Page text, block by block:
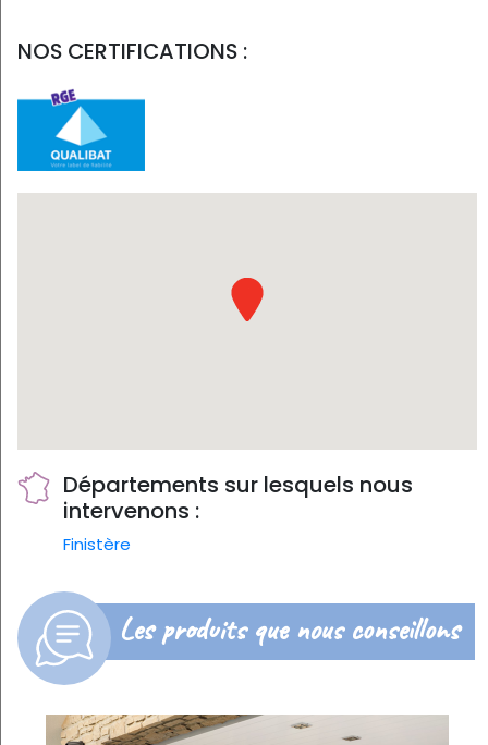
NOS CERTIFICATIONS :
Départements sur lesquels nous
intervenons :
Finistère
Les produits que nous conseillons